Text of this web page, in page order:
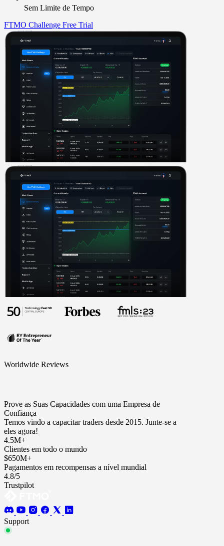
Sem Limite de Tempo
FTMO Challenge Free Trial
Worldwide Reviews
Prove as Suas Capacidades com uma Empresa de
Confiança
Temos vindo a capacitar traders desde 2015. Junte-se a
eles agora!
4.5M+
Clientes em todo o mundo
$650M+
Pagamentos em recompensas a nível mundial
4.8/5
Trustpilot
Support